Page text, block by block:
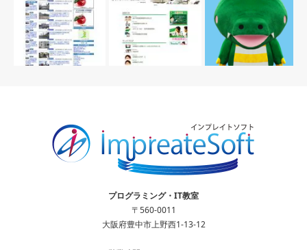
プログラミング・IT教室
〒560-0011
大阪府豊中市上野西1-13-12